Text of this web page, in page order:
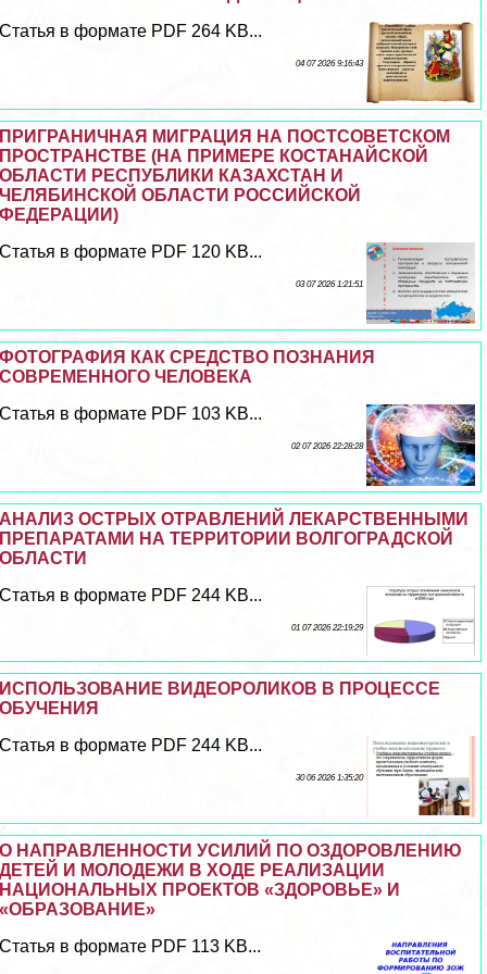
Статья в формате PDF 264 KB...
04 07 2026 9:16:43
ПРИГРАНИЧНАЯ МИГРАЦИЯ НА ПОСТСОВЕТСКОМ
ПРОСТРАНСТВЕ (НА ПРИМЕРЕ КОСТАНАЙСКОЙ
ОБЛАСТИ РЕСПУБЛИКИ КАЗАХСТАН И
ЧЕЛЯБИНСКОЙ ОБЛАСТИ РОССИЙСКОЙ
ФЕДЕРАЦИИ)
Статья в формате PDF 120 KB...
03 07 2026 1:21:51
ФОТОГРАФИЯ КАК СРЕДСТВО ПОЗНАНИЯ
СОВРЕМЕННОГО ЧЕЛОВЕКА
Статья в формате PDF 103 KB...
02 07 2026 22:28:28
АНАЛИЗ ОСТРЫХ ОТРАВЛЕНИЙ ЛЕКАРСТВЕННЫМИ
ПРЕПАРАТАМИ НА ТЕРРИТОРИИ ВОЛГОГРАДСКОЙ
ОБЛАСТИ
Статья в формате PDF 244 KB...
01 07 2026 22:19:29
ИСПОЛЬЗОВАНИЕ ВИДЕОРОЛИКОВ В ПРОЦЕССЕ
ОБУЧЕНИЯ
Статья в формате PDF 244 KB...
30 06 2026 1:35:20
О НАПРАВЛЕННОСТИ УСИЛИЙ ПО ОЗДОРОВЛЕНИЮ
ДЕТЕЙ И МОЛОДЕЖИ В ХОДЕ РЕАЛИЗАЦИИ
НАЦИОНАЛЬНЫХ ПРОЕКТОВ «ЗДОРОВЬЕ» И
«ОБРАЗОВАНИЕ»
Статья в формате PDF 113 KB...